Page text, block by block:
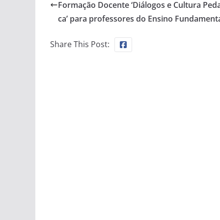
Formação Docente ‘Diálogos e Cultura
ca’ para professores do Ensino
Share This Post: